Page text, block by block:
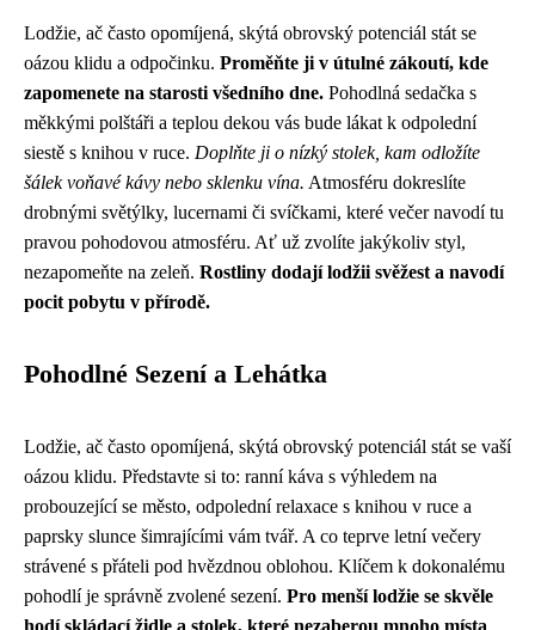
Lodžie, ač často opomíjená, skýtá obrovský potenciál stát se
oázou klidu a odpočinku. Proměňte ji v útulné zákoutí, kde
zapomenete na starosti všedního dne. Pohodlná sedačka s
měkkými polštáři a teplou dekou vás bude lákat k odpolední
siestě s knihou v ruce. Doplňte ji o nízký stolek, kam odložíte
šálek voňavé kávy nebo sklenku vína. Atmosféru dokreslíte
drobnými světýlky, lucernami či svíčkami, které večer navodí tu
pravou pohodovou atmosféru. Ať už zvolíte jakýkoliv styl,
nezapomeňte na zeleň. Rostliny dodají lodžii svěžest a navodí
pocit pobytu v přírodě.
Pohodlné Sezení a Lehátka
Lodžie, ač často opomíjená, skýtá obrovský potenciál stát se vaší
oázou klidu. Představte si to: ranní káva s výhledem na
probouzející se město, odpolední relaxace s knihou v ruce a
paprsky slunce šimrajícími vám tvář. A co teprve letní večery
strávené s přáteli pod hvězdnou oblohou. Klíčem k dokonalému
pohodlí je správně zvolené sezení. Pro menší lodžie se skvěle
hodí skládací židle a stolek, které nezaberou mnoho místa